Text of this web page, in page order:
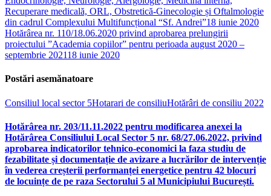
Recuperare medicală, ORL, Obstretică-Ginecologie și Oftalmologie
din cadrul Complexului Multifuncțional “Sf. Andrei”18 iunie 2020
Hotărârea nr. 110/18.06.2020 privind aprobarea prelungirii
proiectului ”Academia copiilor” pentru perioada august 2020 –
septembrie 202118 iunie 2020
Postări asemănatoare
Consiliul local sector 5Hotarari de consiliuHotărâri de consiliu 2022
Hotărârea nr. 203/11.11.2022 pentru modificarea anexei la
Hotărârea Consiliului Local Sector 5 nr. 68/27.06.2022, privind
aprobarea indicatorilor tehnico-economici la faza studiu de
fezabilitate și documentație de avizare a lucrărilor de intervenție
în vederea creșterii performanței energetice pentru 42 blocuri
de locuințe de pe raza Sectorului 5 al Municipiului București.